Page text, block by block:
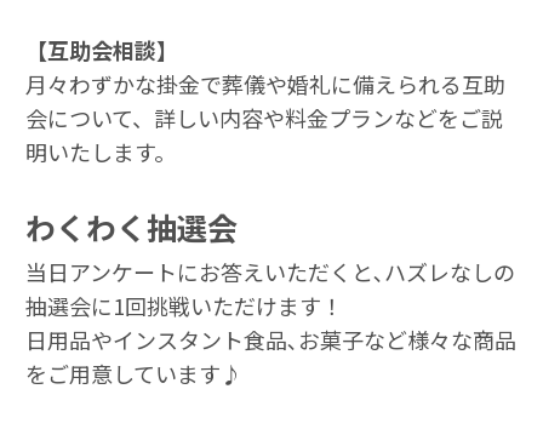
【互助会相談】
月々わずかな掛⾦で葬儀や婚礼に備えられる互助
会について、詳しい内容や料⾦プランなどをご説
明いたします。
わくわく抽選会
当日アンケートにお答えいただくと､ハズレなしの
抽選会に1回挑戦いただけます！
日用品やインスタント食品､お菓子など様々な商品
をご用意しています♪